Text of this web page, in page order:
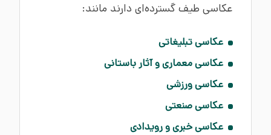
عکاسی طیف‌ گسترده‌ای دارند مانند:
عکاسی تبلیغاتی
عکاسی معماری و آثار باستانی
عکاسی ورزشی
عکاسی صنعتی
عکاسی خبری و رویدادی